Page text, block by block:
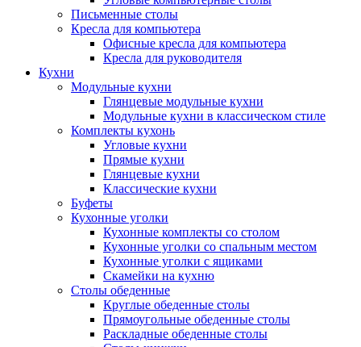
Письменные столы
Кресла для компьютера
Офисные кресла для компьютера
Кресла для руководителя
Кухни
Модульные кухни
Глянцевые модульные кухни
Модульные кухни в классическом стиле
Комплекты кухонь
Угловые кухни
Прямые кухни
Глянцевые кухни
Классические кухни
Буфеты
Кухонные уголки
Кухонные комплекты со столом
Кухонные уголки со спальным местом
Кухонные уголки с ящиками
Скамейки на кухню
Столы обеденные
Круглые обеденные столы
Прямоугольные обеденные столы
Раскладные обеденные столы